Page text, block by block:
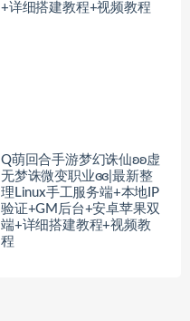
+详细搭建教程+视频教程
Q萌回合手游梦幻诛仙ʚʚ虚
无梦诛微变职业ɞɞ|最新整
理Linux手工服务端+本地IP
验证+GM后台+安卓苹果双
端+详细搭建教程+视频教
程